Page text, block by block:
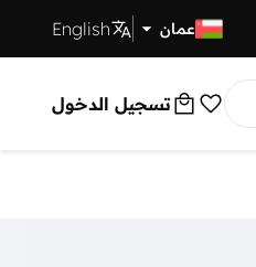
عمان English
تسجيل الدخول